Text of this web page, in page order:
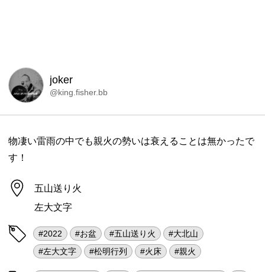
joker
@king.fisher.bb
物凄い雷雨の中でも親火の勢いは衰えることは無かったで
す！
五山送り火
左大文字
#2022 #お盆 #五山送り火
#大北山
#左大文字
#松明行列 #火床 #親火